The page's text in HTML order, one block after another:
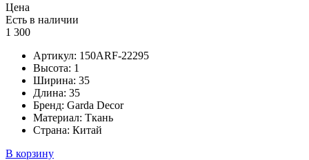
Цена
Есть в наличии
1 300
Артикул: 150ARF-22295
Высота: 1
Ширина: 35
Длина: 35
Бренд: Garda Decor
Материал: Ткань
Страна: Китай
В корзину